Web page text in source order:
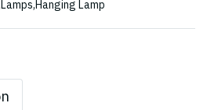
Lamps,Hanging Lamp